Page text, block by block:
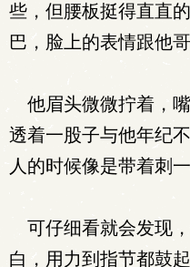
些，但腰板挺得直直
巴，脸上的表情跟他
他眉头微微拧着，
透着一股子与他年纪
人的时候像是带着刺一
可仔细看就会发现
白，用力到指节都鼓起